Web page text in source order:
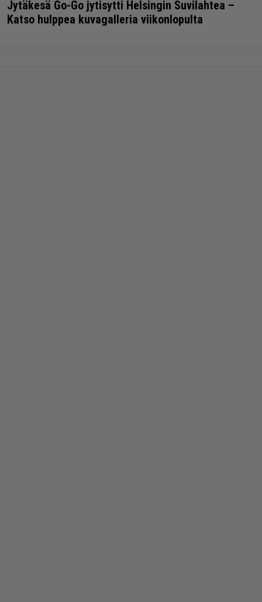
Jytäkesä Go-Go jytisytti Helsingin Suvilahtea –
Katso hulppea kuvagalleria viikonlopulta